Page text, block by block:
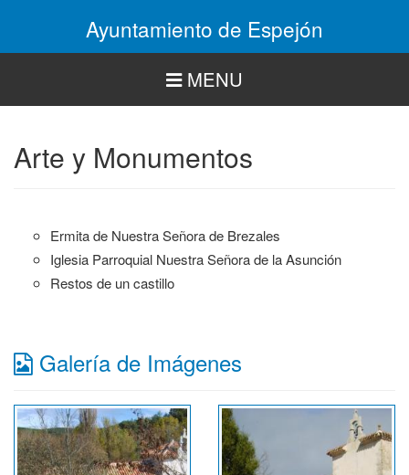
Ayuntamiento de Espejón
MENU
Arte y Monumentos
Ermita de Nuestra Señora de Brezales
Iglesia Parroquial Nuestra Señora de la Asunción
Restos de un castillo
Galería de Imágenes